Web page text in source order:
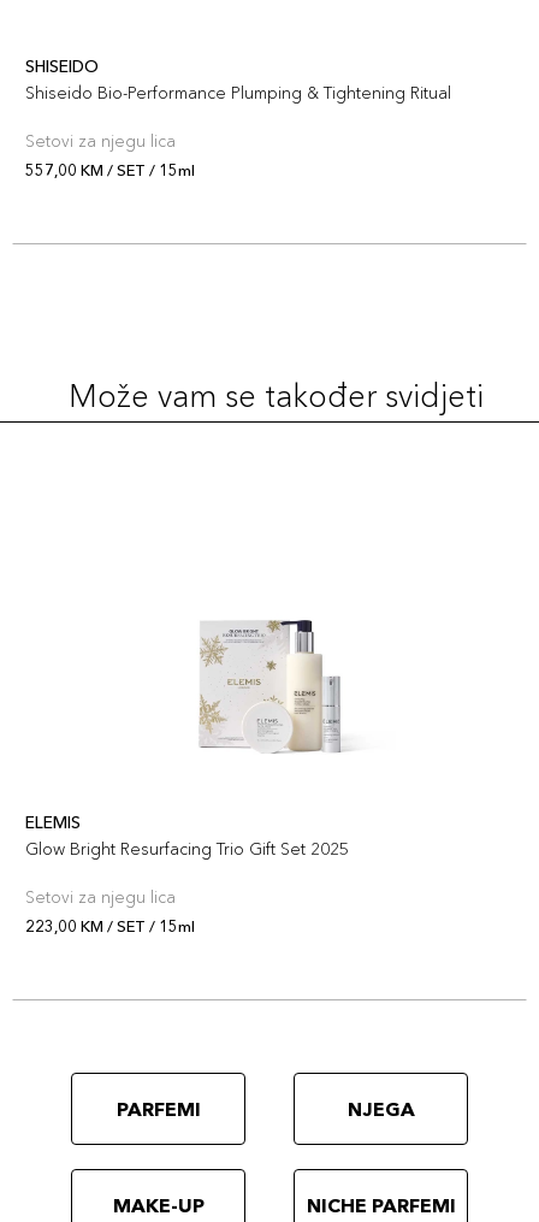
SHISEIDO
Shiseido Bio-Performance Plumping & Tightening Ritual
Setovi za njegu lica
557,00 KM / SET / 15ml
Može vam se također svidjeti
ELEMIS
Glow Bright Resurfacing Trio Gift Set 2025
Setovi za njegu lica
223,00 KM / SET / 15ml
PARFEMI NJEGA
MAKE-UP NICHE PARFEMI